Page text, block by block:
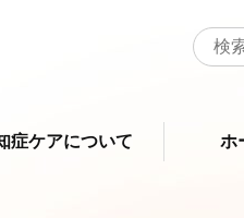
症ケアについて ホ